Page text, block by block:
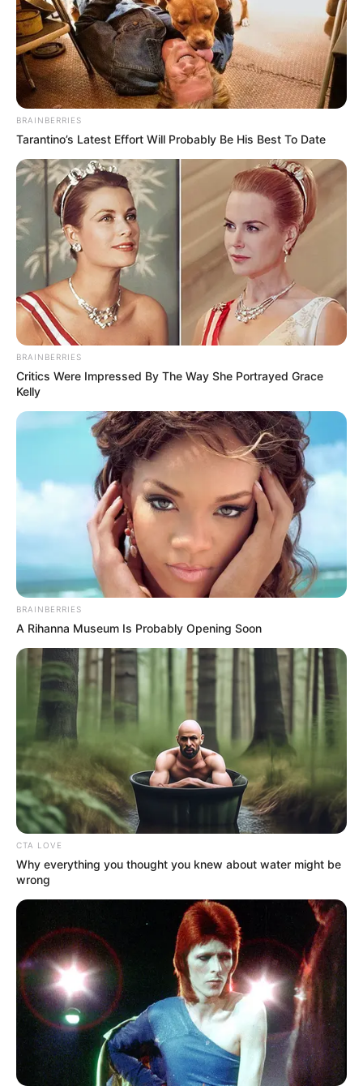
ans.Quotidiens’incline donc face à TBT9
pendant toute la diffusion.
BRAINBERRIES
Tarantino’s Latest Effort Will Probably Be His Best To Date
BRAINBERRIES
Critics Were Impressed By The Way She Portrayed Grace
Kelly
BRAINBERRIES
A Rihanna Museum Is Probably Opening Soon
CTA LOVE
Why everything you thought you knew about water might be
wrong